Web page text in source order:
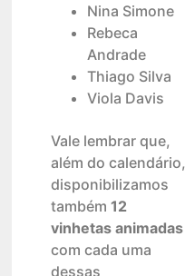
Nina Simone
Rebeca
Andrade
Thiago Silva
Viola Davis
Vale lembrar que,
além do calendário,
disponibilizamos
também 12
vinhetas animadas
com cada uma
dessas